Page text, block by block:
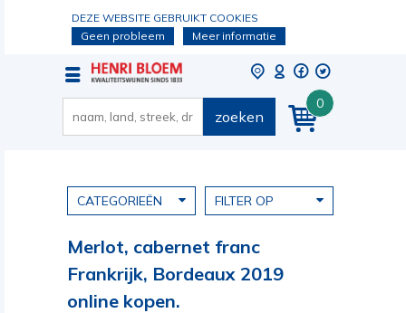
DEZE WEBSITE GEBRUIKT COOKIES
Geen probleem
Meer informatie
0
zoeken
CATEGORIEËN FILTER OP
Merlot, cabernet franc
Frankrijk, Bordeaux 2019
online kopen.